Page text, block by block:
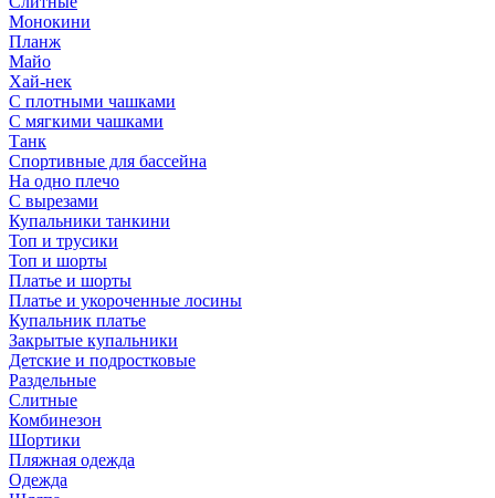
Монокини
Планж
Майо
Хай-нек
С плотными чашками
С мягкими чашками
Танк
Спортивные для бассейна
На одно плечо
С вырезами
Купальники танкини
Топ и трусики
Топ и шорты
Платье и шорты
Платье и укороченные лосины
Купальник платье
Закрытые купальники
Детские и подростковые
Раздельные
Слитные
Комбинезон
Шортики
Пляжная одежда
Одежда